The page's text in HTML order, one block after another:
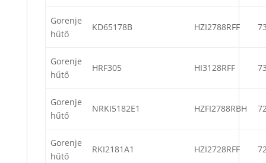
Gorenje
hűtő
KD65178B HZI2788RFF
Gorenje
hűtő
HRF305 HI3128RFF
Gorenje
hűtő
NRKI5182E1 HZFI2788RBH
Gorenje
hűtő
RKI2181A1 HZI2728RFF